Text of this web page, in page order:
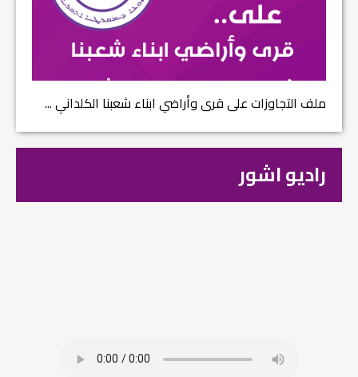
ملف التجاوزات على قرى وأراضي ابناء شعبنا الكلداني ...
راديو اشور